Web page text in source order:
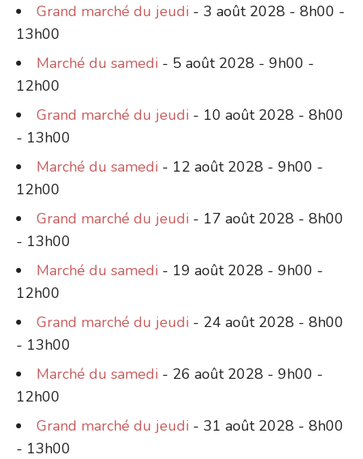
Grand marché du jeudi - 3 août 2028 - 8h00 -
13h00
Marché du samedi - 5 août 2028 - 9h00 -
12h00
Grand marché du jeudi - 10 août 2028 - 8h00
- 13h00
Marché du samedi - 12 août 2028 - 9h00 -
12h00
Grand marché du jeudi - 17 août 2028 - 8h00
- 13h00
Marché du samedi - 19 août 2028 - 9h00 -
12h00
Grand marché du jeudi - 24 août 2028 - 8h00
- 13h00
Marché du samedi - 26 août 2028 - 9h00 -
12h00
Grand marché du jeudi - 31 août 2028 - 8h00
- 13h00